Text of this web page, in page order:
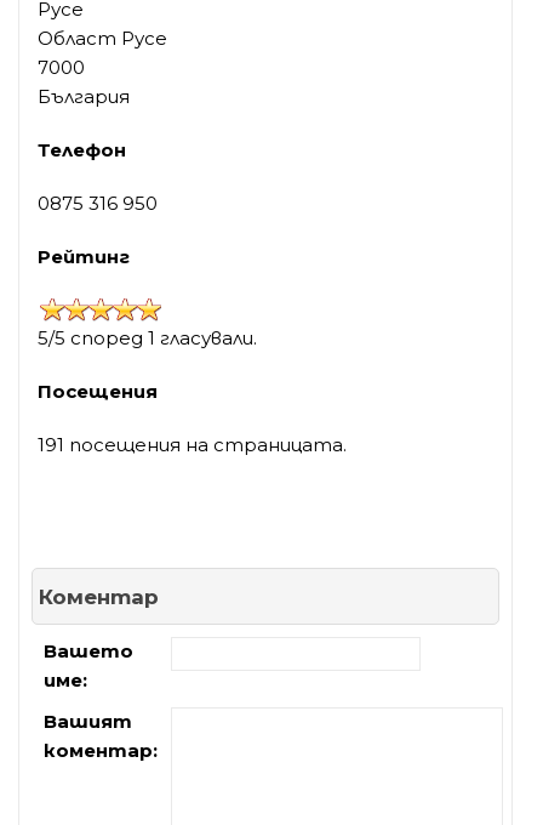
Русе
Област Русе
7000
България
Телефон
0875 316 950
Рейтинг
5/5 според 1 гласували.
Посещения
191 посещения на страницата.
Коментар
Вашето
име:
Вашият
коментар: